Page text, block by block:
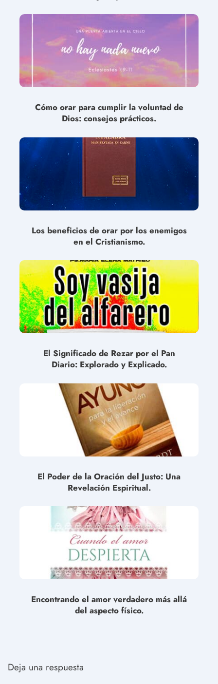
Cómo orar para cumplir la voluntad de
Dios: consejos prácticos.
Los beneficios de orar por los enemigos
en el Cristianismo.
El Significado de Rezar por el Pan
Diario: Explorado y Explicado.
El Poder de la Oración del Justo: Una
Revelación Espiritual.
Encontrando el amor verdadero más allá
del aspecto físico.
Deja una respuesta